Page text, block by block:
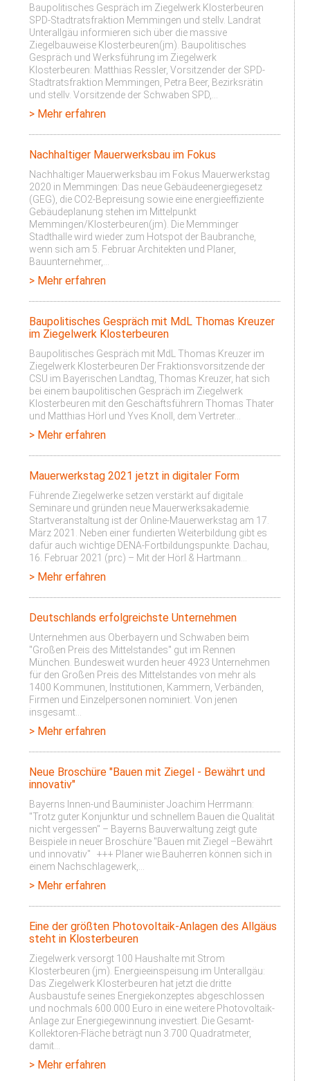
Baupolitisches Gespräch im Ziegelwerk Klosterbeuren
SPD-Stadtratsfraktion Memmingen und stellv. Landrat
Unterallgäu informieren sich über die massive
Ziegelbauweise Klosterbeuren(jm). Baupolitisches
Gespräch und Werksführung im Ziegelwerk
Klosterbeuren: Matthias Ressler, Vorsitzender der SPD-
Stadtratsfraktion Memmingen, Petra Beer, Bezirksrätin
und stellv. Vorsitzende der Schwaben SPD,…
> Mehr erfahren
Nachhaltiger Mauerwerksbau im Fokus
Nachhaltiger Mauerwerksbau im Fokus Mauerwerkstag
2020 in Memmingen: Das neue Gebäudeenergiegesetz
(GEG), die CO2-Bepreisung sowie eine energieeffiziente
Gebäudeplanung stehen im Mittelpunkt
Memmingen/Klosterbeuren(jm). Die Memminger
Stadthalle wird wieder zum Hotspot der Baubranche,
wenn sich am 5. Februar Architekten und Planer,
Bauunternehmer,…
> Mehr erfahren
Baupolitisches Gespräch mit MdL Thomas Kreuzer
im Ziegelwerk Klosterbeuren
Baupolitisches Gespräch mit MdL Thomas Kreuzer im
Ziegelwerk Klosterbeuren Der Fraktionsvorsitzende der
CSU im Bayerischen Landtag, Thomas Kreuzer, hat sich
bei einem baupolitischen Gespräch im Ziegelwerk
Klosterbeuren mit den Geschäftsführern Thomas Thater
und Matthias Hörl und Yves Knoll, dem Vertreter…
> Mehr erfahren
Mauerwerkstag 2021 jetzt in digitaler Form
Führende Ziegelwerke setzen verstärkt auf digitale
Seminare und gründen neue Mauerwerksakademie.
Startveranstaltung ist der Online-Mauerwerkstag am 17.
März 2021. Neben einer fundierten Weiterbildung gibt es
dafür auch wichtige DENA-Fortbildungspunkte. Dachau,
16. Februar 2021 (prc) – Mit der Hörl & Hartmann…
> Mehr erfahren
Deutschlands erfolgreichste Unternehmen
Unternehmen aus Oberbayern und Schwaben beim
"Großen Preis des Mittelstandes" gut im Rennen
München. Bundesweit wurden heuer 4923 Unternehmen
für den Großen Preis des Mittelstandes von mehr als
1400 Kommunen, Institutionen, Kammern, Verbänden,
Firmen und Einzelpersonen nominiert. Von jenen
insgesamt…
> Mehr erfahren
Neue Broschüre "Bauen mit Ziegel - Bewährt und
innovativ"
Bayerns Innen-und Bauminister Joachim Herrmann:
"Trotz guter Konjunktur und schnellem Bauen die Qualität
nicht vergessen" – Bayerns Bauverwaltung zeigt gute
Beispiele in neuer Broschüre "Bauen mit Ziegel –Bewährt
und innovativ" +++ Planer wie Bauherren können sich in
einem Nachschlagewerk,…
> Mehr erfahren
Eine der größten Photovoltaik-Anlagen des Allgäus
steht in Klosterbeuren
Ziegelwerk versorgt 100 Haushalte mit Strom
Klosterbeuren (jm). Energieeinspeisung im Unterallgäu:
Das Ziegelwerk Klosterbeuren hat jetzt die dritte
Ausbaustufe seines Energiekonzeptes abgeschlossen
und nochmals 600.000 Euro in eine weitere Photovoltaik-
Anlage zur Energiegewinnung investiert. Die Gesamt-
Kollektoren-Fläche beträgt nun 3.700 Quadratmeter,
damit…
> Mehr erfahren